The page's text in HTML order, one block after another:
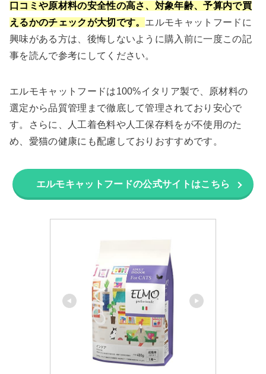
口コミや原材料の安全性の高さ、対象年齢、予算内で買
えるかのチェックが大切です。 エルモキャットフードに
興味がある方は、後悔しないように購入前に一度この記
事を読んで参考にしてください。
エルモキャットフードは100%イタリア製で、原材料の
選定から品質管理まで徹底して管理されており安心で
す。さらに、人工着色料や人工保存料をが不使用のた
め、愛猫の健康にも配慮しておりおすすめです。
エルモキャットフードの公式サイトはこちら